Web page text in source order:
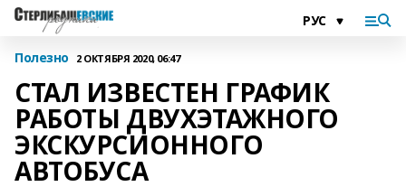
Полезно 2 ОКТЯБРЯ 2020, 06:47
СТАЛ ИЗВЕСТЕН ГРАФИК
РАБОТЫ ДВУХЭТАЖНОГО
ЭКСКУРСИОННОГО
АВТОБУСА